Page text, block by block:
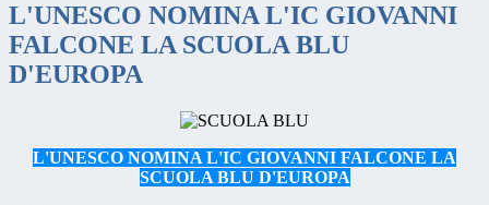
L'UNESCO NOMINA L'IC GIOVANNI
FALCONE LA SCUOLA BLU
D'EUROPA
L'UNESCO NOMINA L'IC GIOVANNI FALCONE LA
SCUOLA BLU D'EUROPA